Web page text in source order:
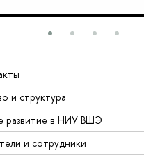
и структура
развитие в НИУ ВШЭ
и сотрудники